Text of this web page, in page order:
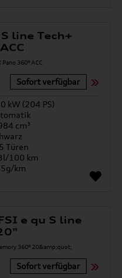
line Tech+
Sofort verfügbar
kW (204 PS)
cm³
Türen
100 km
km
e qu S line
Sofort verfügbar